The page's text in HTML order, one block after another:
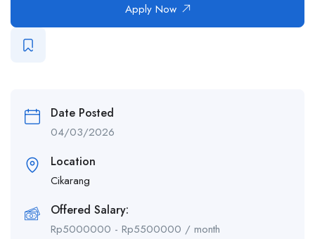
Apply Now
Date Posted
04/03/2026
Location
Cikarang
Offered Salary:
Rp5000000 - Rp5500000 / month